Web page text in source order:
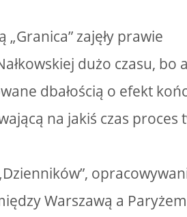
zajęły prawie
dużo czasu, bo
dbałością o efekt
na jakiś czas proces
Warszawą a